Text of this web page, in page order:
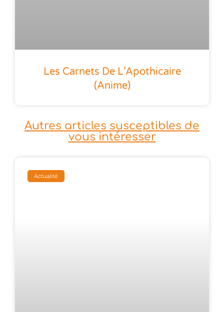
Les Carnets De L’Apothicaire
(anime)
Autres articles susceptibles de
vous intéresser
Actualité